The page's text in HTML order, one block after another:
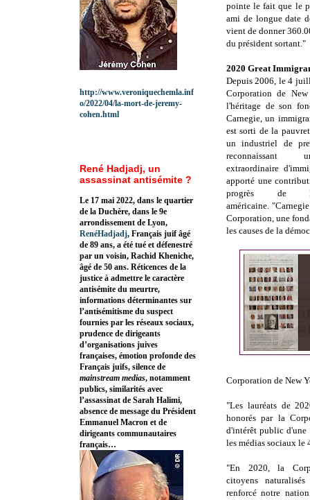
pointe le fait que le
ami de longue date
vient de donner
du président sortant."
2020 Great
Depuis 2006, le 4
Corporation de
l'héritage de son
Carnegie, un
est sorti de la
un industriel de
reconnaissant
extraordinaire
apporté une
progrès de
américaine. "
Corporation, une
les causes de la
Corporation de New
"Les lauréats de
honorés par la
d'intérêt public d'une
les médias sociaux
"En 2020, la
citoyens
renforcé notre
http://www.veroniquechemla.inf
o/2022/04/la-mort-de-jeremy-
cohen.html
René Hadjadj, un
assassinat antisémite ?
Le 17 mai 2022, dans le quartier
de la Duchère, dans le 9e
arrondissement de Lyon,
RenéHadjadj, Français juif âgé
de 89 ans, a été tué et défenestré
par un voisin, Rachid Kheniche,
âgé de 50 ans. Réticences de la
justice à admettre le caractère
antisémite du meurtre,
informations déterminantes sur
l’antisémitisme du suspect
fournies par les réseaux sociaux,
prudence de dirigeants
d’organisations juives
françaises, émotion profonde des
Français juifs, silence de
mainstream medias, notamment
publics, similarités avec
l’assassinat de Sarah Halimi,
absence de message du Président
Emmanuel Macron et de
dirigeants communautaires
français…